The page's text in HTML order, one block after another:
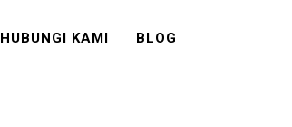
HUBUNGI KAMI BLOG